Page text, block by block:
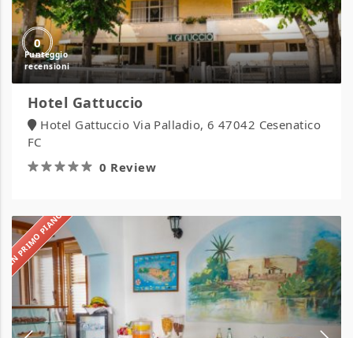
0
Hotel Gattuccio
Hotel Gattuccio Via Palladio, 6 47042 Cesenatico
FC
0 Review
IN PRIMO PIANO
Giglio